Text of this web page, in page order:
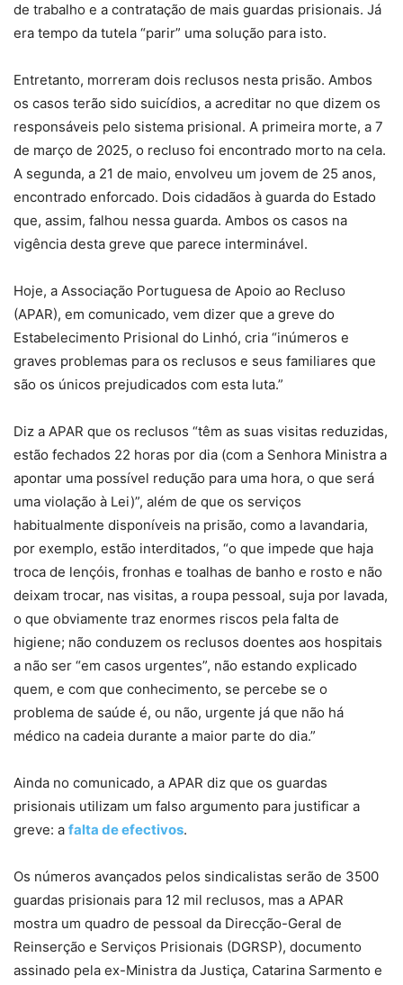
de trabalho e a contratação de mais guardas prisionais. Já
era tempo da tutela “parir” uma solução para isto.
Entretanto, morreram dois reclusos nesta prisão. Ambos
os casos terão sido suicídios, a acreditar no que dizem os
responsáveis pelo sistema prisional. A primeira morte, a 7
de março de 2025, o recluso foi encontrado morto na cela.
A segunda, a 21 de maio, envolveu um jovem de 25 anos,
encontrado enforcado. Dois cidadãos à guarda do Estado
que, assim, falhou nessa guarda. Ambos os casos na
vigência desta greve que parece interminável.
Hoje, a Associação Portuguesa de Apoio ao Recluso
(APAR), em comunicado, vem dizer que a greve do
Estabelecimento Prisional do Linhó, cria “inúmeros e
graves problemas para os reclusos e seus familiares que
são os únicos prejudicados com esta luta.”
Diz a APAR que os reclusos “têm as suas visitas reduzidas,
estão fechados 22 horas por dia (com a Senhora Ministra a
apontar uma possível redução para uma hora, o que será
uma violação à Lei)”, além de que os serviços
habitualmente disponíveis na prisão, como a lavandaria,
por exemplo, estão interditados, “o que impede que haja
troca de lençóis, fronhas e toalhas de banho e rosto e não
deixam trocar, nas visitas, a roupa pessoal, suja por lavada,
o que obviamente traz enormes riscos pela falta de
higiene; não conduzem os reclusos doentes aos hospitais
a não ser “em casos urgentes”, não estando explicado
quem, e com que conhecimento, se percebe se o
problema de saúde é, ou não, urgente já que não há
médico na cadeia durante a maior parte do dia.”
Ainda no comunicado, a APAR diz que os guardas
prisionais utilizam um falso argumento para justificar a
greve: a falta de efectivos.
Os números avançados pelos sindicalistas serão de 3500
guardas prisionais para 12 mil reclusos, mas a APAR
mostra um quadro de pessoal da Direcção-Geral de
Reinserção e Serviços Prisionais (DGRSP), documento
assinado pela ex-Ministra da Justiça, Catarina Sarmento e